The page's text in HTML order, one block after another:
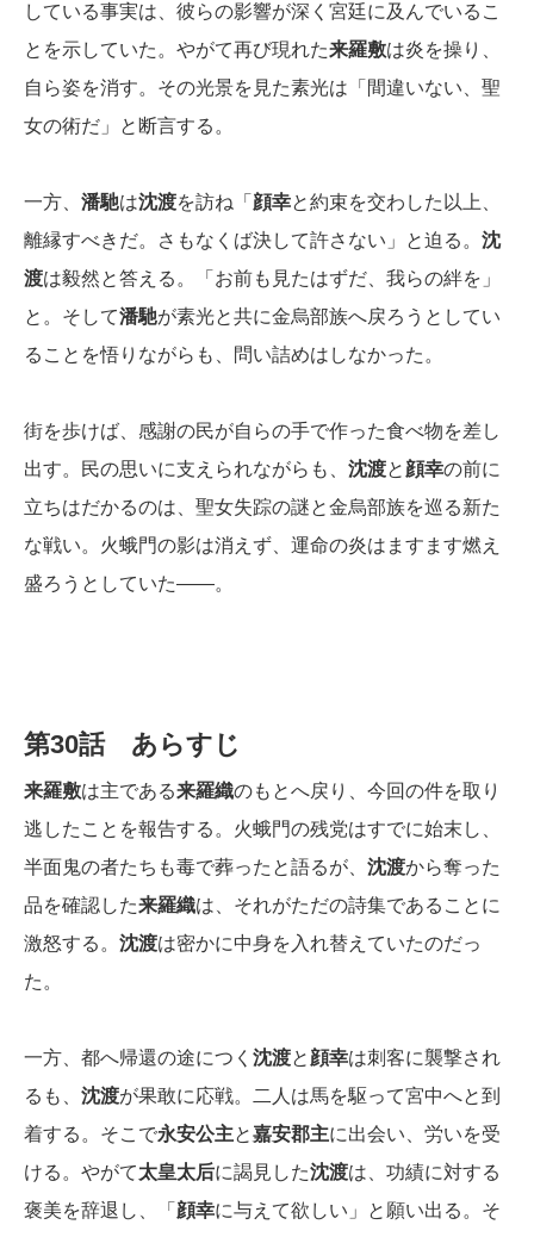
している事実は、彼らの影響が深く宮廷に及んでいるこ
とを示していた。やがて再び現れた来羅敷は炎を操り、
自ら姿を消す。その光景を見た素光は「間違いない、聖
女の術だ」と断言する。
一方、 潘馳は沈渡を訪ね「 顔幸と約束を交わした以上、
離縁すべきだ。さもなくば決して許さない」と迫る。 沈
渡は毅然と答える。「お前も見たはずだ、我らの絆を」
と。そして潘馳が素光と共に金烏部族へ戻ろうとしてい
ることを悟りながらも、問い詰めはしなかった。
街を歩けば、感謝の民が自らの手で作った食べ物を差し
出す。民の思いに支えられながらも、 沈渡と 顔幸の前に
立ちはだかるのは、聖女失踪の謎と金烏部族を巡る新た
な戦い。火蛾門の影は消えず、運命の炎はますます燃え
盛ろうとしていた――。
第30話 あらすじ
来羅敷は主である来羅織のもとへ戻り、今回の件を取り
逃したことを報告する。火蛾門の残党はすでに始末し、
半面鬼の者たちも毒で葬ったと語るが、 沈渡から奪った
品を確認した来羅織は、それがただの詩集であることに
激怒する。 沈渡は密かに中身を入れ替えていたのだっ
た。
一方、都へ帰還の途につく 沈渡と 顔幸は刺客に襲撃され
るも、 沈渡が果敢に応戦。二人は馬を駆って宮中へと到
着する。そこで永安公主と嘉安郡主に出会い、労いを受
ける。やがて太皇太后に謁見した沈渡は、功績に対する
褒美を辞退し、「 顔幸に与えて欲しい」と願い出る。そ